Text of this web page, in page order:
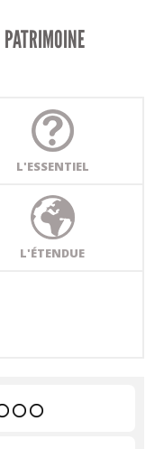
PATRIMOINE
L'ESSENTIEL
L'ÉTENDUE